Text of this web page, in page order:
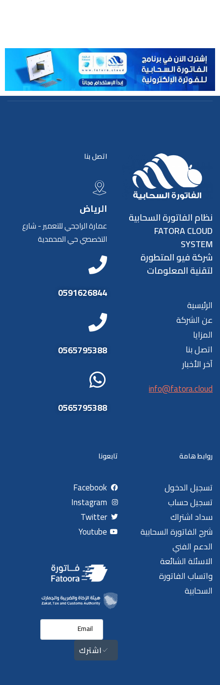
نظام الفاتورة السحابية
FATORA CLOUD
SYSTEM
شركة فيو المتطورة
لتقنية المعلومات
الرئيسية
عن الشركة
المزايا
اتصل بنا
آخر الأخبار
info@fatora.cloud
اتصل بنا
الرياض
عمارة الراجحي للتعمير - شارع
التخصصي حي المحمدية
0591626844
0565795388
0565795388
روابط هامة
تسجيل الدخول
تسجيل حساب
سداد اشتراك
شرح الفاتورة السحابية
الدعم الفني
الاسئلة الشائعة
واتساب الفاتورة
السحابية
تابعونا
Facebook
Instagram
Twitter
Youtube
اشترك